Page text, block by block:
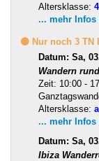
Altersklasse:
... mehr Infos
🟡 Nur noch 3 TN
Datum: Sa,
Wandern
Zeit: 10:00 -
Altersklasse:
... mehr Infos
Datum: Sa,
Ibiza